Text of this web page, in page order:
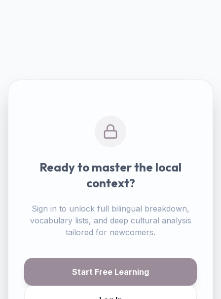
Ready to master the local
context?
Sign in to unlock full bilingual breakdown,
vocabulary lists, and deep cultural analysis
tailored for newcomers.
Start Free Learning